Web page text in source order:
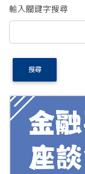
輸入關鍵字搜尋
搜尋